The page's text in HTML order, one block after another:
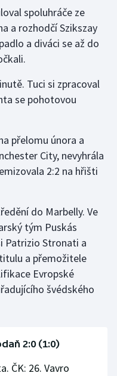
spoluhráče ze
a rozhodčí Szikszay
a diváci se až do
Tuci si zpracoval
se pohotovou
přelomu února a
City, nevyhrála
2:2 na hřišti
do Marbelly. Ve
tým Puskás
Patrizio Stronati a
a přemožitele
Evropské
švédského
2:0 (1:0)
ČK: 26. Vavro